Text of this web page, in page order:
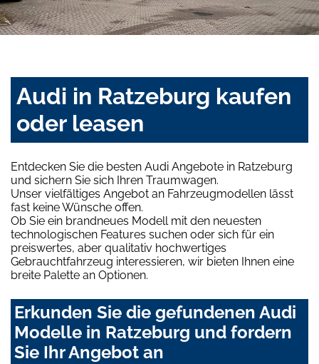
Audi in Ratzeburg kaufen
oder leasen
Entdecken Sie die besten Audi Angebote in Ratzeburg
und sichern Sie sich Ihren Traumwagen.
Unser vielfältiges Angebot an Fahrzeugmodellen lässt
fast keine Wünsche offen.
Ob Sie ein brandneues Modell mit den neuesten
technologischen Features suchen oder sich für ein
preiswertes, aber qualitativ hochwertiges
Gebrauchtfahrzeug interessieren, wir bieten Ihnen eine
breite Palette an Optionen.
Erkunden Sie die gefundenen Audi
Modelle in Ratzeburg und fordern
Sie Ihr Angebot an